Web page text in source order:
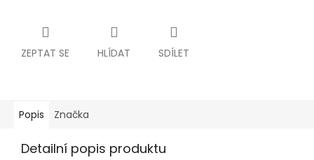
ZEPTAT SE HLÍDAT SDÍLET
Popis Značka
Detailní popis produktu